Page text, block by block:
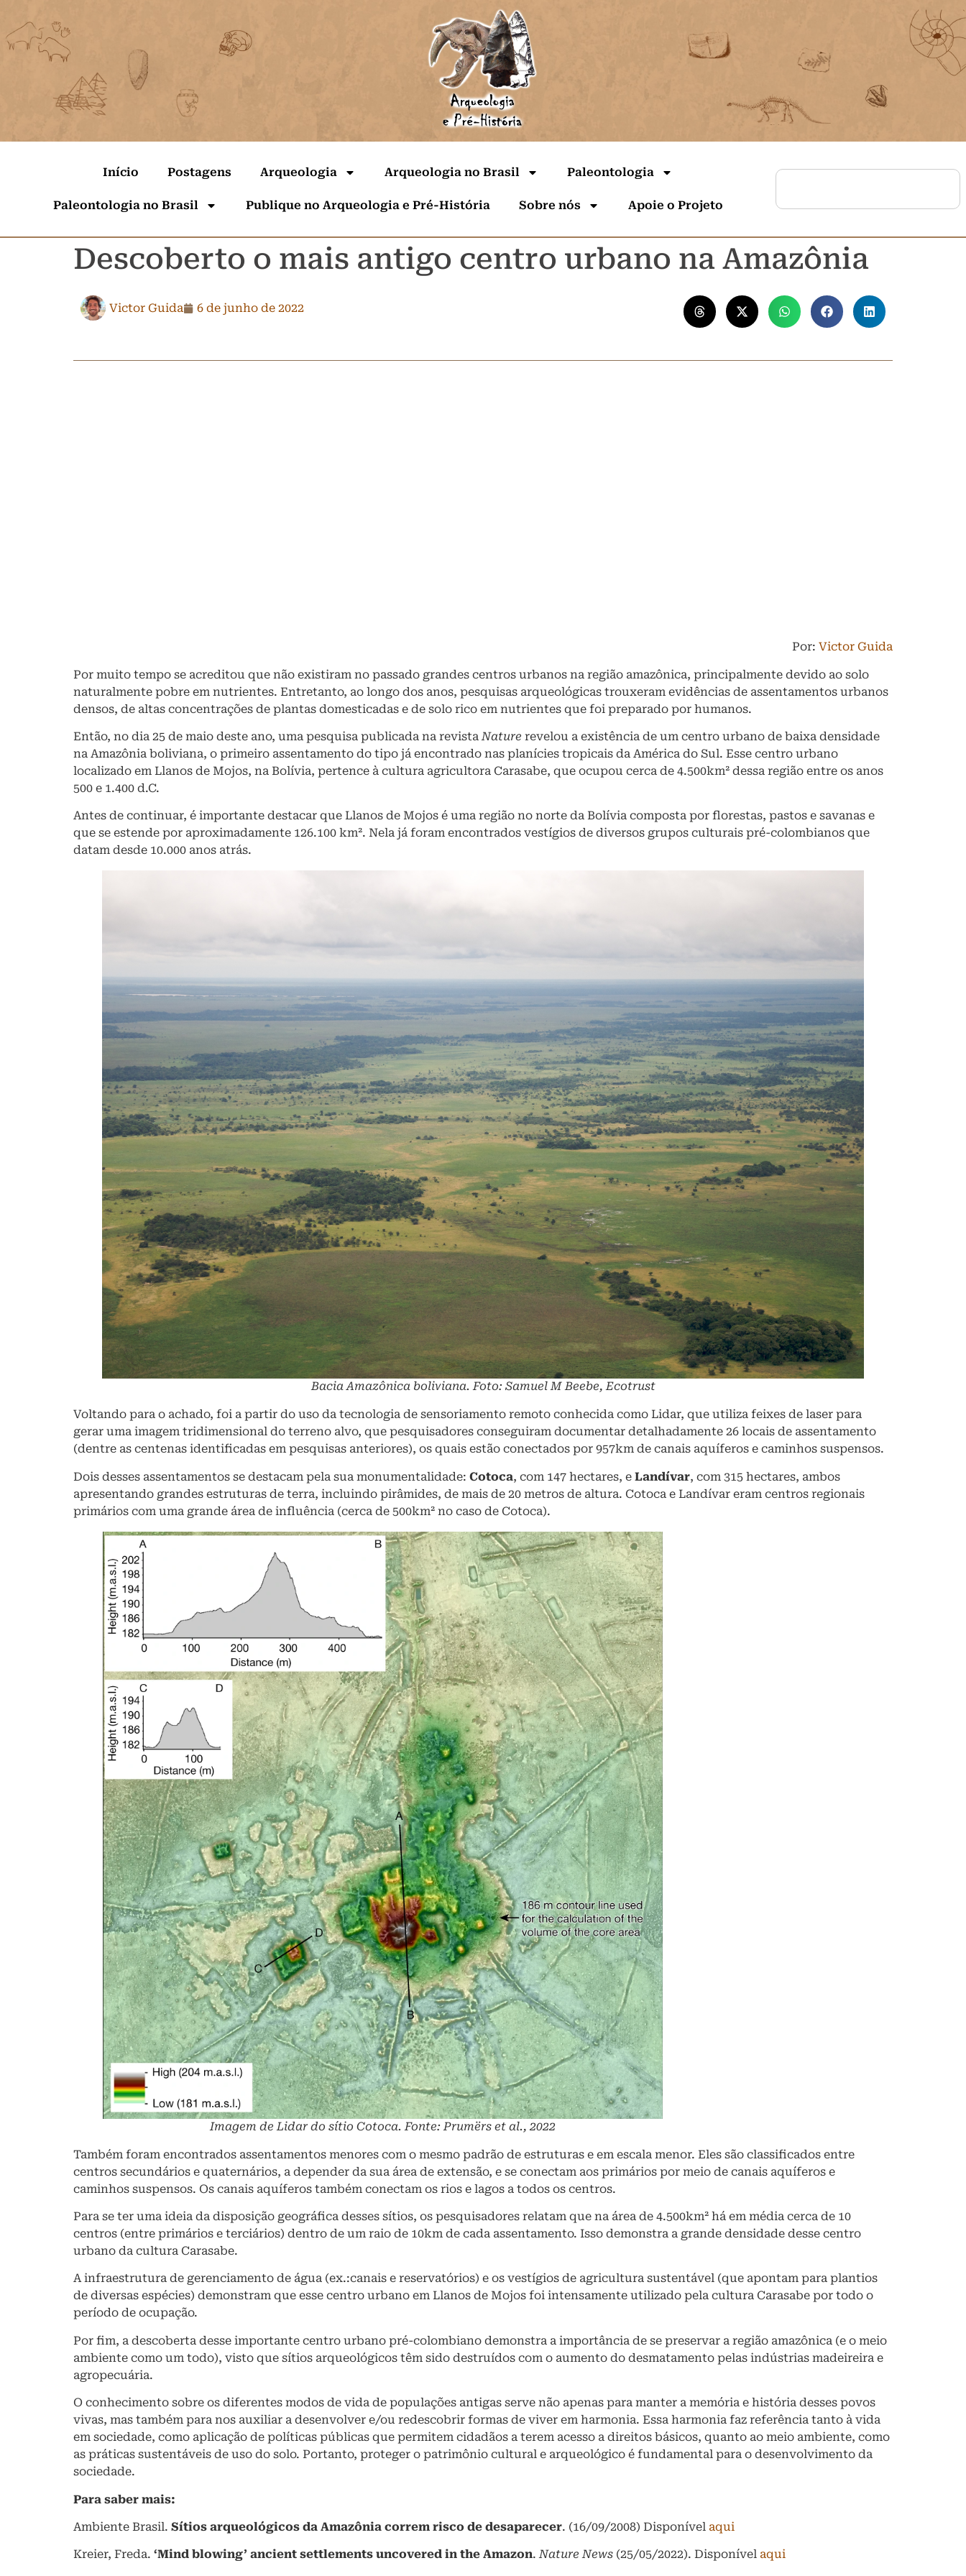
Início Postagens Arqueologia Arqueologia no Brasil Paleontologia
Paleontologia no Brasil Publique no Arqueologia e Pré-História Sobre nós Apoie o Projeto
Descoberto o mais antigo centro urbano na Amazônia
Victor Guida 6 de junho de 2022
Por: Victor Guida
Por muito tempo se acreditou que não existiram no passado grandes centros urbanos na região amazônica, principalmente devido ao solo
naturalmente pobre em nutrientes. Entretanto, ao longo dos anos, pesquisas arqueológicas trouxeram evidências de assentamentos urbanos
densos, de altas concentrações de plantas domesticadas e de solo rico em nutrientes que foi preparado por humanos.
Então, no dia 25 de maio deste ano, uma pesquisa publicada na revistaNature revelou a existência de um centro urbano de baixa densidade
na Amazônia boliviana, o primeiro assentamento do tipo já encontrado nas planícies tropicais da América do Sul. Esse centro urbano
localizado em Llanos de Mojos, na Bolívia, pertence à cultura agricultora Carasabe, que ocupou cerca de 4.500km² dessa região entre os anos
500 e 1.400 d.C.
Antes de continuar, é importante destacar que Llanos de Mojos é uma região no norte da Bolívia composta por florestas, pastos e savanas e
que se estende por aproximadamente 126.100 km². Nela já foram encontrados vestígios de diversos grupos culturais pré-colombianos que
datam desde 10.000 anos atrás.
Bacia Amazônica boliviana. Foto: Samuel M Beebe, Ecotrust
Voltando para o achado, foi a partir do uso da tecnologia de sensoriamento remoto conhecida como Lidar, que utiliza feixes de laser para
gerar uma imagem tridimensional do terreno alvo, que pesquisadores conseguiram documentar detalhadamente 26 locais de assentamento
(dentre as centenas identificadas em pesquisas anteriores), os quais estão conectados por 957km de canais aquíferos e caminhos suspensos.
Dois desses assentamentos se destacam pela sua monumentalidade: Cotoca, com 147 hectares, e Landívar, com 315 hectares, ambos
apresentando grandes estruturas de terra, incluindo pirâmides, de mais de 20 metros de altura. Cotoca e Landívar eram centros regionais
primários com uma grande área de influência (cerca de 500km² no caso de Cotoca).
Imagem de Lidar do sítio Cotoca. Fonte: Prumërs et al., 2022
Também foram encontrados assentamentos menores com o mesmo padrão de estruturas e em escala menor. Eles são classificados entre
centros secundários e quaternários, a depender da sua área de extensão, e se conectam aos primários por meio de canais aquíferos e
caminhos suspensos. Os canais aquíferos também conectam os rios e lagos a todos os centros.
Para se ter uma ideia da disposição geográfica desses sítios, os pesquisadores relatam que na área de 4.500km² há em média cerca de 10
centros (entre primários e terciários) dentro de um raio de 10km de cada assentamento. Isso demonstra a grande densidade desse centro
urbano da cultura Carasabe.
A infraestrutura de gerenciamento de água (ex.:canais e reservatórios) e os vestígios de agricultura sustentável (que apontam para plantios
de diversas espécies) demonstram que esse centro urbano em Llanos de Mojos foi intensamente utilizado pela cultura Carasabe por todo o
período de ocupação.
Por fim, a descoberta desse importante centro urbano pré-colombiano demonstra a importância de se preservar a região amazônica (e o meio
ambiente como um todo), visto que sítios arqueológicos têm sido destruídos com o aumento do desmatamento pelas indústrias madeireira e
agropecuária.
O conhecimento sobre os diferentes modos de vida de populações antigas serve não apenas para manter a memória e história desses povos
vivas, mas também para nos auxiliar a desenvolver e/ou redescobrir formas de viver em harmonia. Essa harmonia faz referência tanto à vida
em sociedade, como aplicação de políticas públicas que permitem cidadãos a terem acesso a direitos básicos, quanto ao meio ambiente, como
as práticas sustentáveis de uso do solo. Portanto, proteger o patrimônio cultural e arqueológico é fundamental para o desenvolvimento da
sociedade.
Para saber mais:
Ambiente Brasil. Sítios arqueológicos da Amazônia correm risco de desaparecer. (16/09/2008) Disponível aqui
Kreier, Freda. ‘Mind blowing’ ancient settlements uncovered in the Amazon.Nature News (25/05/2022). Disponível aqui